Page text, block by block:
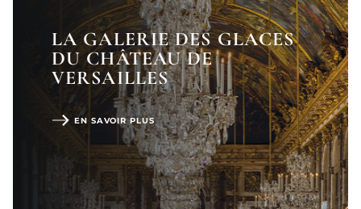
LA GALERIE DES GLACES
DU CHÂTEAU DE
VERSAILLES
EN SAVOIR PLUS